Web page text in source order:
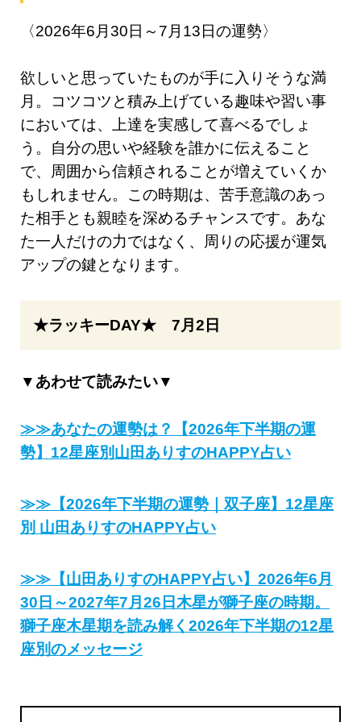
〈2026年6月30日～7月13日の運勢〉
欲しいと思っていたものが手に入りそうな満
月。コツコツと積み上げている趣味や習い事
においては、上達を実感して喜べるでしょ
う。自分の思いや経験を誰かに伝えること
で、周囲から信頼されることが増えていくか
もしれません。この時期は、苦手意識のあっ
た相手とも親睦を深めるチャンスです。あな
た一人だけの力ではなく、周りの応援が運気
アップの鍵となります。
★ラッキーDAY★ 7月2日
▼あわせて読みたい▼
≫≫あなたの運勢は？【2026年下半期の運
勢】12星座別山田ありすのHAPPY占い
≫≫【2026年下半期の運勢｜双子座】12星座
別 山田ありすのHAPPY占い
≫≫【山田ありすのHAPPY占い】2026年6月
30日～2027年7月26日木星が獅子座の時期。
獅子座木星期を読み解く2026年下半期の12星
座別のメッセージ